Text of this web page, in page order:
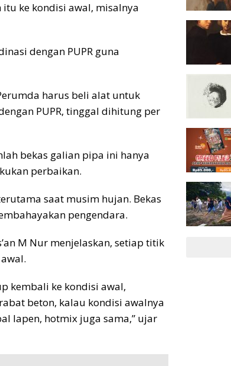
ke kondisi awal, misalnya
dengan PUPR guna
harus beli alat untuk
PUPR, tinggal dihitung per
bekas galian pipa ini hanya
perbaikan.
saat musim hujan. Bekas
pengendara.
M Nur menjelaskan, setiap titik
kembali ke kondisi awal,
beton, kalau kondisi awalnya
lapen, hotmix juga sama,” ujar